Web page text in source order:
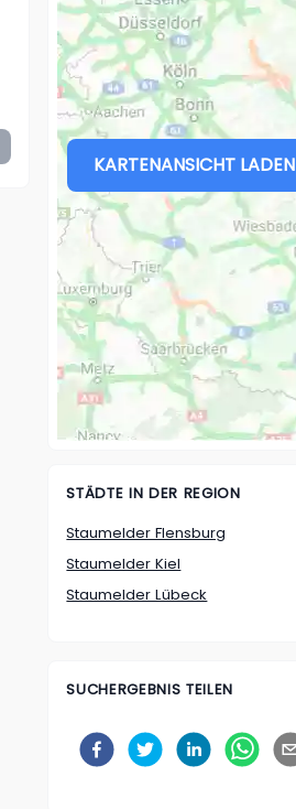
KARTENANSICHT LADEN
STÄDTE IN DER REGION
Staumelder Flensburg
Staumelder Kiel
Staumelder Lübeck
SUCHERGEBNIS TEILEN